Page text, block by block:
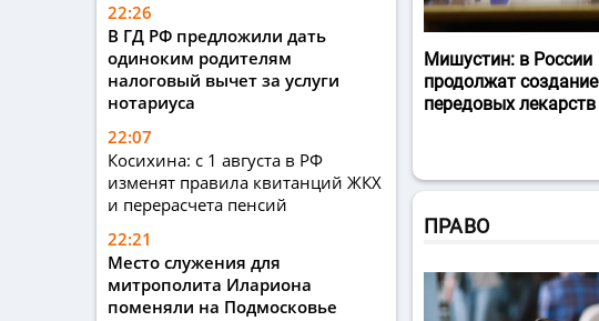
22:26
В ГД РФ предложили дать
одиноким родителям
налоговый вычет за услуги
нотариуса
22:07
Косихина: с 1 августа в РФ
изменят правила квитанций ЖКХ
и перерасчета пенсий
22:21
Место служения для
митрополита Илариона
поменяли на Подмосковье
Мишустин: в России
продолжат создание
передовых лекарств
ПРАВО